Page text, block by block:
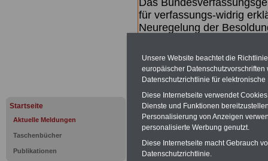
Startseite
Aktuelle Meldungen
Taschenbücher
Publikationen
Das
für verfassungs-widrig
Neuregelung der
Nachzahlungen
Beamtezwischen mind.
SERVICE gibt hierzu
dem Beschluss des
wird (wahrscheinlich im
Broschüre.
Unsere Website beachtet die
europäischer
Datenschutzrichtlinie für
Diese Internetseite verwendet
Dienste und Funktionen
Personalisierung von Anzeigen
personalisierte Werbung genutzt.
Diese Internetseite macht Gebrauch
Datenschutzrichtlinie.